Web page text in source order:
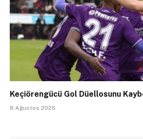
Keçiörengücü Gol Düellosunu
8 Ağustos 2026